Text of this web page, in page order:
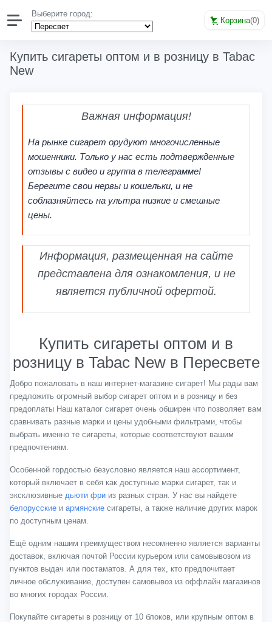
Выберите город:
Корзина(0)
Купить сигареты оптом и в розницу в Tabac
New
Важная информация!
На рынке сигарет орудуют многочисленные
мошенники. Только у нас есть подтвержденные
отзывы с видео и группа в телеграмме!
Берегите свои нервы и кошельки, и не
соблазняйтесь на ультра низкие и смешные
цены.
Информация, размещенная на сайте
представлена для ознакомления, и не
является публичной офертой.
Купить сигареты оптом и в
розницу в Tabac New в Пересвете
Добро пожаловать в наш интернет-магазине сигарет! Мы рады вам
предложить огромный выбор сигарет оптом и в розницу и без
предоплаты Наш каталог сигарет очень обширен что позволяет вам
сравнивать разные марки и цены удобными фильтрами, чтобы
выбрать именно те сигареты, которые соответствуют вашим
предпочтениям.
Особенной гордостью безусловно является наш ассортимент,
который включает в себя как доступные марки сигарет, так и
эксклюзивные дьюти фри из разных стран. У нас вы найдете
белорусские и армянские сигареты, а также наличие других марок
по доступным ценам.
Ещё одним нашим преимуществом несомненно является варианты
доставок, включая почтой России курьером или самовывозом из
пунктов выдач или постаматов. А для тех, кто предпочитает
личное обслуживание, доступен самовывоз из оффлайн магазинов
во многих городах России.
Покупайте сигареты в розницу от 10 блоков, или крупным оптом в